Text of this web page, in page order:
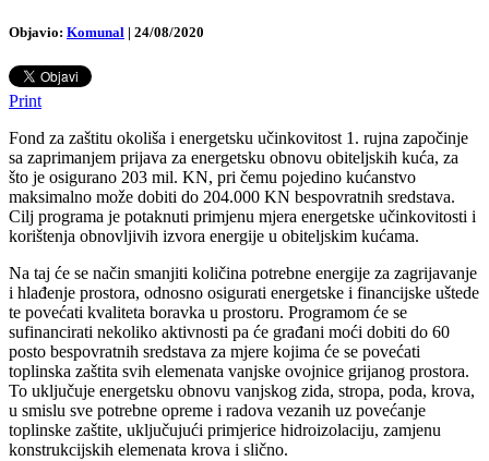
Objavio: Komunal | 24/08/2020
Print
Fond za zaštitu okoliša i energetsku učinkovitost 1. rujna započinje
sa zaprimanjem prijava za energetsku obnovu obiteljskih kuća, za
što je osigurano 203 mil. KN, pri čemu pojedino kućanstvo
maksimalno može dobiti do 204.000 KN bespovratnih sredstava.
Cilj programa je potaknuti primjenu mjera energetske učinkovitosti i
korištenja obnovljivih izvora energije u obiteljskim kućama.
Na taj će se način smanjiti količina potrebne energije za zagrijavanje
i hlađenje prostora, odnosno osigurati energetske i financijske uštede
te povećati kvaliteta boravka u prostoru. Programom će se
sufinancirati nekoliko aktivnosti pa će građani moći dobiti do 60
posto bespovratnih sredstava za mjere kojima će se povećati
toplinska zaštita svih elemenata vanjske ovojnice grijanog prostora.
To uključuje energetsku obnovu vanjskog zida, stropa, poda, krova,
u smislu sve potrebne opreme i radova vezanih uz povećanje
toplinske zaštite, uključujući primjerice hidroizolaciju, zamjenu
konstrukcijskih elemenata krova i slično.